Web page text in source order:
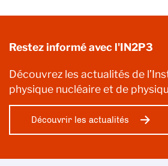
Restez informé avec l'IN2P3
Découvrez les actualités de
physique nucléaire et de
Découvrir les actualités